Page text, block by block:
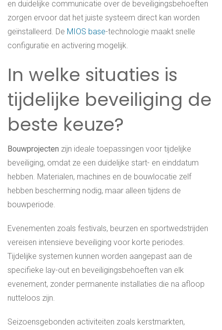
en duidelijke communicatie over de beveiligingsbehoeften
zorgen ervoor dat het juiste systeem direct kan worden
geïnstalleerd. De MIOS base-technologie maakt snelle
configuratie en activering mogelijk.
In welke situaties is
tijdelijke beveiliging de
beste keuze?
Bouwprojecten zijn ideale toepassingen voor tijdelijke
beveiliging, omdat ze een duidelijke start- en einddatum
hebben. Materialen, machines en de bouwlocatie zelf
hebben bescherming nodig, maar alleen tijdens de
bouwperiode.
Evenementen zoals festivals, beurzen en sportwedstrijden
vereisen intensieve beveiliging voor korte periodes.
Tijdelijke systemen kunnen worden aangepast aan de
specifieke lay-out en beveiligingsbehoeften van elk
evenement, zonder permanente installaties die na afloop
nutteloos zijn.
Seizoensgebonden activiteiten zoals kerstmarkten,